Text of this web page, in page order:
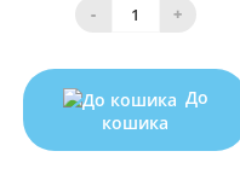
- +
До
кошика